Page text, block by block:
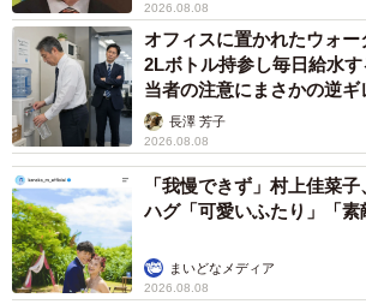
2026.08.08
オフィスに置かれたウォ
2Lボトル持参し毎日給水
当者の注意にまさかの逆
説】長澤 芳子
2026.08.08
「我慢できず」村上佳菜
ハグ「可愛いふたり」「素
まいどなメディア
2026.08.08